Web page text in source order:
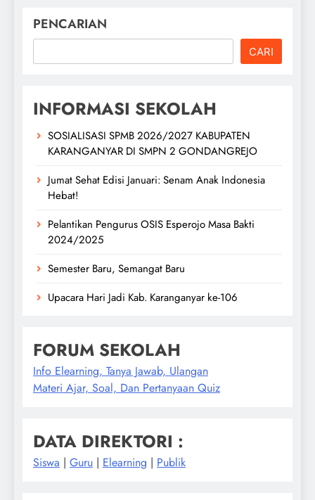
PENCARIAN
CARI
INFORMASI SEKOLAH
SOSIALISASI SPMB 2026/2027 KABUPATEN
KARANGANYAR DI SMPN 2 GONDANGREJO
Jumat Sehat Edisi Januari: Senam Anak Indonesia
Hebat!
Pelantikan Pengurus OSIS Esperojo Masa Bakti
2024/2025
Semester Baru, Semangat Baru
Upacara Hari Jadi Kab. Karanganyar ke-106
FORUM SEKOLAH
Info Elearning, Tanya Jawab, Ulangan
Materi Ajar, Soal, Dan Pertanyaan Quiz
DATA DIREKTORI :
Siswa | Guru | Elearning | Publik